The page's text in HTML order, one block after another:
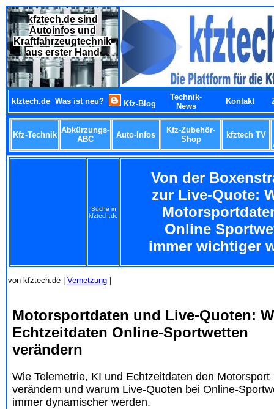
kfztech.de sind
Autoinfos und
Kraftfahrzeugtechnik
aus erster Hand
kfztech.de Was ist neu? Kfz-Blog
Technik-
News
Kontakt
Kfz-Technik
Abkürzungs-
ABC
Auto-Infos
Kfz-Zubehör-
Shop
kfztech TV
Suche in
kfztech.de
Von der
zur Live-Quote:
Online
immer wichtiger
von kfztech.de | Vernetzung
Motorsportdaten und Live-Quoten:
Echtzeitdaten Online-Sportwetten
verändern
Wie Telemetrie, KI und Echtzeitdaten den Motorsport
verändern und warum Live-Quoten bei Online-
immer dynamischer werden.